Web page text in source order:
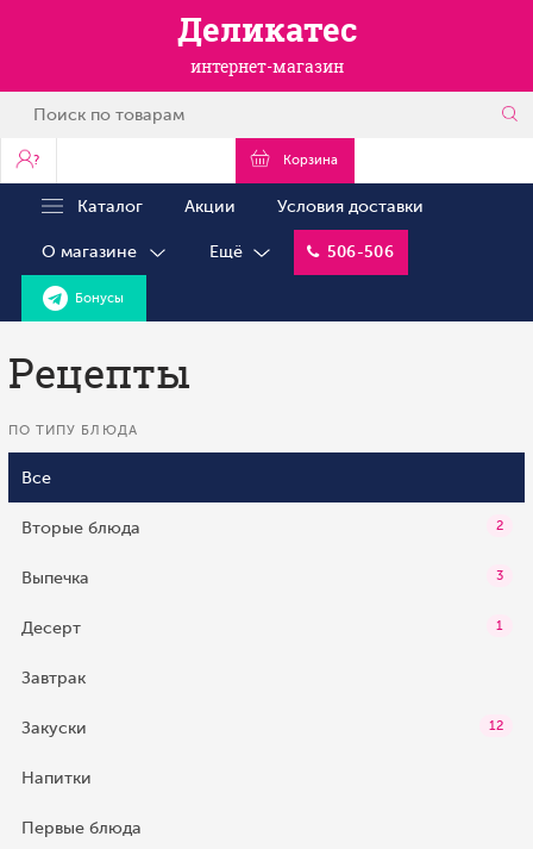
Деликатес
интернет-магазин
? Корзина
Каталог Акции Условия доставки
О магазине Ещё 506-506
Бонусы
Рецепты
ПО ТИПУ БЛЮДА
Все
Вторые блюда 2
Выпечка 3
Десерт 1
Завтрак
Закуски 12
Напитки
Первые блюда